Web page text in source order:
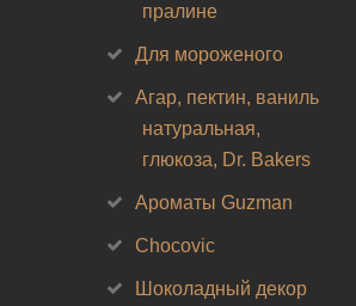
пралине
Для мороженого
Агар, пектин, ваниль
натуральная,
глюкоза, Dr. Bakers
Ароматы Guzman
Chocovic
Шоколадный декор